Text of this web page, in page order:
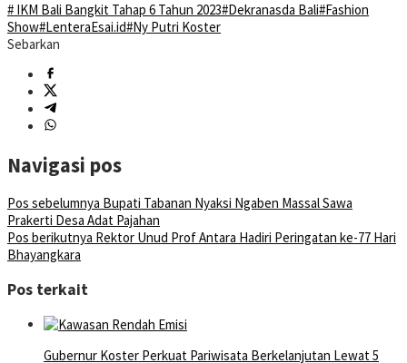
# IKM Bali Bangkit Tahap 6 Tahun 2023#Dekranasda Bali#Fashion
Show#LenteraEsai.id#Ny Putri Koster
Sebarkan
Navigasi pos
Pos sebelumnya Bupati Tabanan Nyaksi Ngaben Massal Sawa
Prakerti Desa Adat Pajahan
Pos berikutnya Rektor Unud Prof Antara Hadiri Peringatan ke-77 Hari
Bhayangkara
Pos terkait
Gubernur Koster Perkuat Pariwisata Berkelanjutan Lewat 5